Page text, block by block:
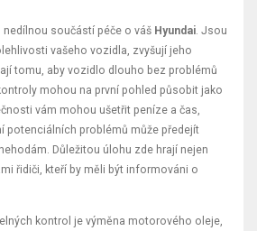
nedílnou součástí péče o váš Hyundai. Jsou
vašeho vozidla, zvyšují jeho
tomu, aby vozidlo dlouho bez problémů
mohou na první pohled působit jako
vám mohou ušetřit peníze a čas,
potenciálních problémů může předejít
Důležitou úlohu zde hrají nejen
řidiči, kteří by měli být informováni o
kontrol je výměna motorového oleje,